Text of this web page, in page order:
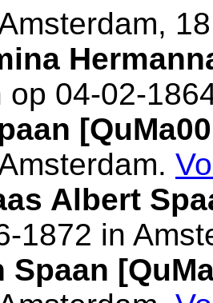
,
op 04-02-
.
Albert
1872 in
Spaan